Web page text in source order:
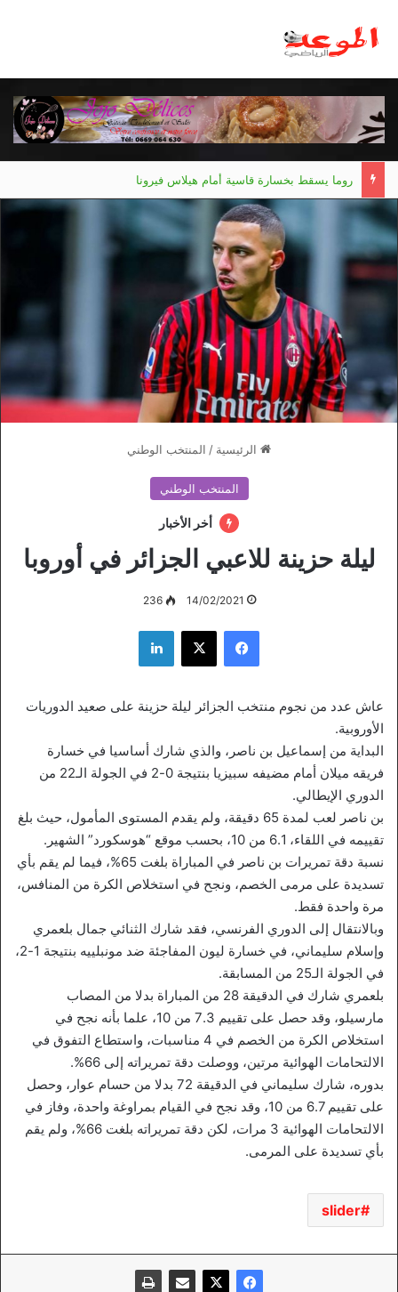
روما يسقط بخسارة قاسية أمام هيلاس فيرونا
الرئيسية / المنتخب الوطني
المنتخب الوطني
أخر الأخبار
ليلة حزينة للاعبي الجزائر في أوروبا
14/02/2021
236
فيسبوك ‫X لينكدإن
عاش عدد من نجوم منتخب الجزائر ليلة حزينة على صعيد الدوريات
الأوروبية.
البداية من إسماعيل بن ناصر، والذي شارك أساسيا في خسارة
فريقه ميلان أمام مضيفه سبيزيا بنتيجة 0-2 في الجولة الـ22 من
الدوري الإيطالي.
بن ناصر لعب لمدة 65 دقيقة، ولم يقدم المستوى المأمول، حيث بلغ
تقييمه في اللقاء، 6.1 من 10، بحسب موقع “هوسكورد” الشهير.
نسبة دقة تمريرات بن ناصر في المباراة بلغت 65%، فيما لم يقم بأي
تسديدة على مرمى الخصم، ونجح في استخلاص الكرة من المنافس،
مرة واحدة فقط.
وبالانتقال إلى الدوري الفرنسي، فقد شارك الثنائي جمال بلعمري
وإسلام سليماني، في خسارة ليون المفاجئة ضد مونبلييه بنتيجة 1-2،
في الجولة الـ25 من المسابقة.
بلعمري شارك في الدقيقة 28 من المباراة بدلا من المصاب
مارسيلو، وقد حصل على تقييم 7.3 من 10، علما بأنه نجح في
استخلاص الكرة من الخصم في 4 مناسبات، واستطاع التفوق في
الالتحامات الهوائية مرتين، ووصلت دقة تمريراته إلى 66%.
بدوره، شارك سليماني في الدقيقة 72 بدلا من حسام عوار، وحصل
على تقييم 6.7 من 10، وقد نجح في القيام بمراوغة واحدة، وفاز في
الالتحامات الهوائية 3 مرات، لكن دقة تمريراته بلغت 66%، ولم يقم
بأي تسديدة على المرمى.
slider